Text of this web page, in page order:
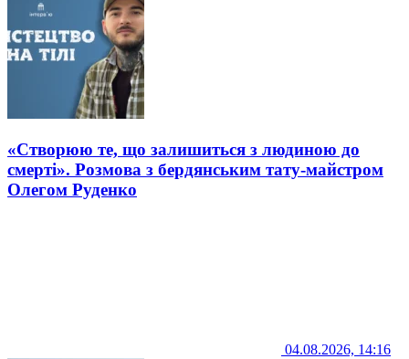
«Створюю те, що залишиться з людиною до
смерті». Розмова з бердянським тату-майстром
Олегом Руденко
04.08.2026, 14:16